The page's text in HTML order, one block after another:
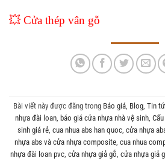
💥Cửa thép vân gỗ
Bài viết này được đăng trong Báo giá, Blog, Tin
nhựa đài loan, báo giá cửa nhựa nhà vệ sinh,
sinh giá rẻ, cua nhua abs han quoc, cửa nhựa
nhựa abs và cửa nhựa composite, cua nhua
nhựa đài loan pvc, cửa nhựa giả gỗ, cửa nhựa giả